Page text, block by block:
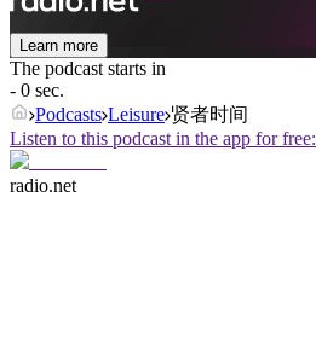
Learn more
The podcast starts in
- 0 sec.
Podcasts Leisure 贤者时间
Listen to this podcast in the app for free:
radio.net